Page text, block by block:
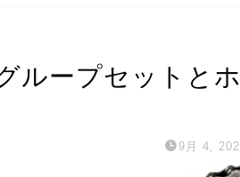
ループセットと
9月 4,